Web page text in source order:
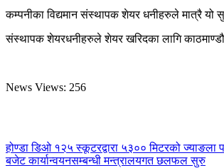
कम्पनीका विद्यमान संस्थापक शेयर धनीहरुले मात्रै यो
संस्थापक शेयरधनीहरुले शेयर खरिदका लागि
News Views: 256
होण्डा डिओ १२५ स्कूटरद्वारा ५३०० मिटरको ज्याङला
बजेट कार्यान्वयनसम्बन्धी मन्त्रालयगत छलफल सुरु